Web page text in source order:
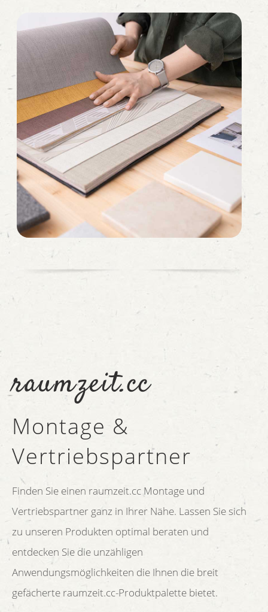
raumzeit.cc
Montage &
Vertriebspartner
Finden Sie einen raumzeit.cc Montage und
Vertriebspartner ganz in Ihrer Nähe. Lassen Sie sich
zu unseren Produkten optimal beraten und
entdecken Sie die unzähligen
Anwendungsmöglichkeiten die Ihnen die breit
gefächerte raumzeit.cc-Produktpalette bietet.